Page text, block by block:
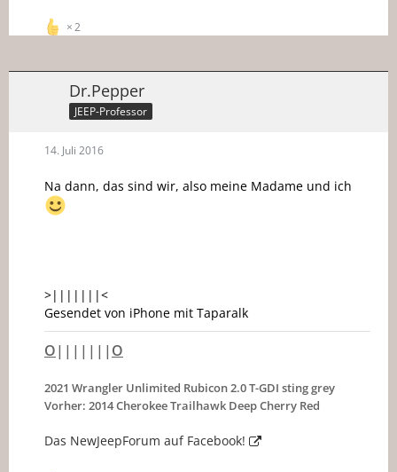
2
Dr.Pepper
JEEP-Professor
14. Juli 2016
Na dann, das sind wir, also meine Madame und ich
>|||||||<
Gesendet von iPhone mit Taparalk
O||||||| O
2021 Wrangler Unlimited Rubicon 2.0 T-GDI sting grey
Vorher: 2014 Cherokee Trailhawk Deep Cherry Red
Das NewJeepForum auf Facebook!